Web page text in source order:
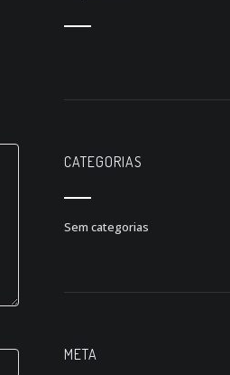
CATEGORIAS
Sem categorias
META